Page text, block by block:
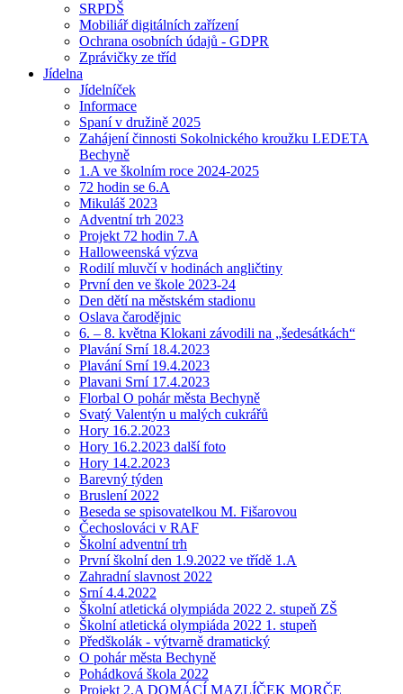
SRPDŠ
Mobiliář digitálních zařízení
Ochrana osobních údajů - GDPR
Zprávičky ze tříd
Jídelna
Jídelníček
Informace
Spaní v družině 2025
Zahájení činnosti Sokolnického kroužku LEDETA
Bechyně
1.A ve školním roce 2024-2025
72 hodin se 6.A
Mikuláš 2023
Adventní trh 2023
Projekt 72 hodin 7.A
Halloweenská výzva
Rodilí mluvčí v hodinách angličtiny
První den ve škole 2023-24
Den dětí na městském stadionu
Oslava čarodějnic
6. – 8. května Klokani závodili na „šedesátkách“
Plavání Srní 18.4.2023
Plavání Srní 19.4.2023
Plavani Srní 17.4.2023
Florbal O pohár města Bechyně
Svatý Valentýn u malých cukrářů
Hory 16.2.2023
Hory 16.2.2023 další foto
Hory 14.2.2023
Barevný týden
Bruslení 2022
Beseda se spisovatelkou M. Fišarovou
Čechoslováci v RAF
Školní adventní trh
První školní den 1.9.2022 ve třídě 1.A
Zahradní slavnost 2022
Srní 4.4.2022
Školní atletická olympiáda 2022 2. stupeň ZŠ
Školní atletická olympiáda 2022 1. stupeň
Předškolák - výtvarně dramatický
O pohár města Bechyně
Pohádková škola 2022
Projekt 2.A DOMÁCÍ MAZLÍČEK MORČE